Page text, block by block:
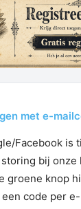
met e-
Facebook is
bij onze
groene knop
code per